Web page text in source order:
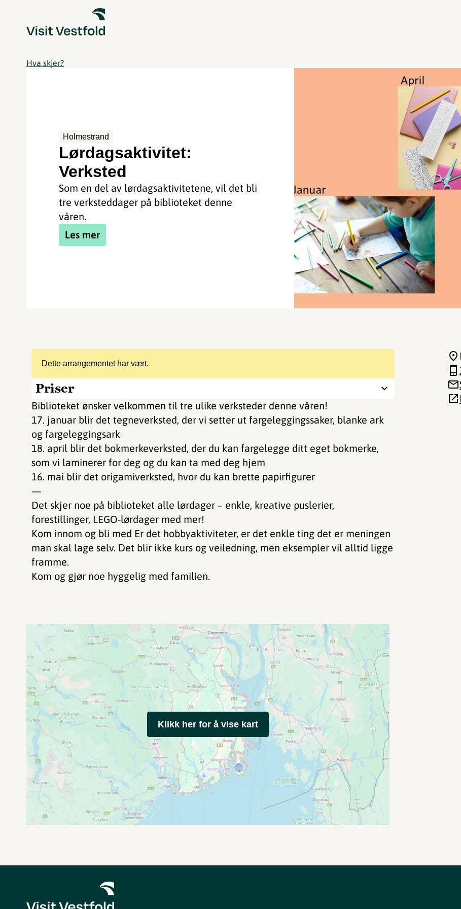
Hva skjer?
Holmestrand
Lørdagsaktivitet:
Verksted
Som en del av lørdagsaktivitetene, vil det bli
tre verksteddager på biblioteket denne
våren.
Les mer
Dette arrangementet har vært.
Priser
Biblioteket ønsker velkommen til tre ulike verksteder denne våren!
17. januar blir det tegneverksted, der vi setter ut fargeleggingssaker, blanke ark
og fargeleggingsark
18. april blir det bokmerkeverksted, der du kan fargelegge ditt eget bokmerke,
som vi laminerer for deg og du kan ta med deg hjem
16. mai blir det origamiverksted, hvor du kan brette papirfigurer
—
Det skjer noe på biblioteket alle lørdager – enkle, kreative puslerier,
forestillinger, LEGO-lørdager med mer!
Kom innom og bli med Er det hobbyaktiviteter, er det enkle ting det er meningen
man skal lage selv. Det blir ikke kurs og veiledning, men eksempler vil alltid ligge
framme.
Kom og gjør noe hyggelig med familien.
Klikk her for å vise kart